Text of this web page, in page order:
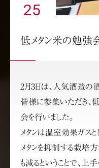
25
低メタン米の勉強
2月3日は、人気酒造の
皆様に参集いただき、
会を行いました。
メタンは温室効果ガス
メタンを抑制する栽培
も減るということで、上